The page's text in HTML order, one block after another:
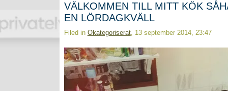
VÄLKOMMEN TILL MITT KÖK
EN LÖRDAGKVÄLL
Filed in Okategoriserat, 13 september 2014, 23:47